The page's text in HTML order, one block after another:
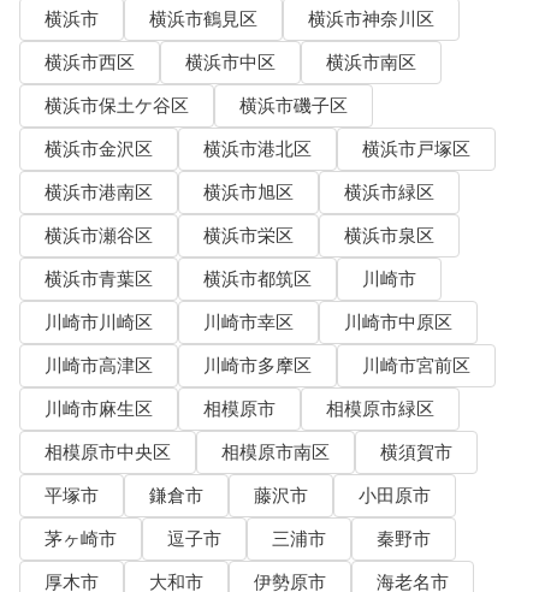
横浜市 横浜市鶴見区
横浜市神奈川区
横浜市西区
横浜市中区
横浜市南区
横浜市保土ケ谷区
横浜市磯子区
横浜市金沢区
横浜市港北区
横浜市戸塚区
横浜市港南区
横浜市旭区
横浜市緑区
横浜市瀬谷区
横浜市栄区
横浜市泉区
横浜市青葉区
横浜市都筑区
川崎市
川崎市川崎区
川崎市幸区
川崎市中原区
川崎市高津区
川崎市多摩区
川崎市宮前区
川崎市麻生区
相模原市
相模原市緑区
相模原市中央区
相模原市南区
横須賀市
平塚市
鎌倉市 藤沢市
小田原市
茅ヶ崎市
逗子市 三浦市
秦野市
厚木市
大和市 伊勢原市
海老名市